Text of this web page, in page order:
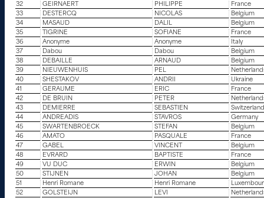
32
GEIRNAERT PHILIPPE
France
33
DESTERCQ NICOLAS
Belgium
34
MASAUD DALIL
Belgium
35
TIGRINE SOFIANE
France
36
Anonyme Anonyme
Italy
37
Dabou Dabou
Belgium
38
DEBAILLE ARNAUD
Belgium
39
NIEUWENHUIS PEL
40
SHESTAKOV ANDRII
Ukraine
41
GERAUME ERIC
France
42
DE BRUIN PETER
43
DEMIERRE SEBASTIEN
Switzerland
44
ANDREADIS STAVROS
Germany
45
SWARTENBROECK STEFAN
Belgium
46
AMATO PASQUALE
France
47
GABEL VINCENT
Belgium
48
EVRARD BAPTISTE
France
49
VU DUC ERWIN
Belgium
50
STIJNEN JOHAN
Belgium
51
Henri Romane Henri Romane
52
GOLSTEIJN LEVI